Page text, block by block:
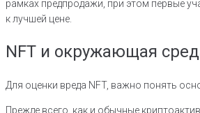
рамках предпродажи, при этом первые
к лучшей цене.
NFT и окружающая
Для оценки вреда NFT, важно понять
Прежде всего, как и обычные